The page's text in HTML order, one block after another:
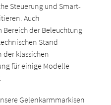
Steuerung und Smart-
Auch
Bereich der Beleuchtung
Stand
der klassichen
für einige Modelle
Gelenkarmmarkisen